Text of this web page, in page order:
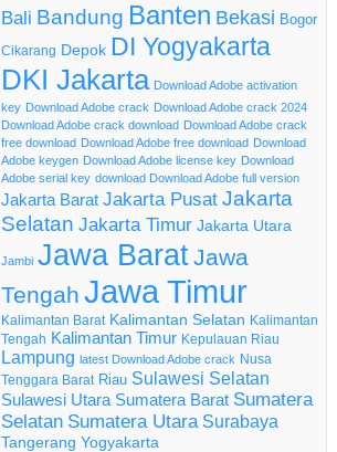
Bali Bandung Banten Bekasi Bogor
Cikarang Depok DI Yogyakarta
DKI Jakarta Download Adobe activation
key Download Adobe crack Download Adobe crack 2024
Download Adobe crack download Download Adobe crack
free download Download Adobe free download Download
Adobe keygen Download Adobe license key Download
Adobe serial key download Download Adobe full version
Jakarta Barat Jakarta Pusat Jakarta
Selatan Jakarta Timur Jakarta Utara
Jambi Jawa BaratJawa
Tengah Jawa Timur
Kalimantan Barat Kalimantan Selatan Kalimantan
Tengah Kalimantan Timur Kepulauan Riau
Lampung latest Download Adobe crack Nusa
Tenggara Barat Riau Sulawesi Selatan
Sulawesi Utara Sumatera Barat Sumatera
Selatan Sumatera Utara Surabaya
Tangerang Yogyakarta